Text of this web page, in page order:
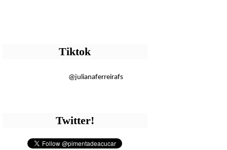
Tiktok
@julianaferreirafs
Twitter!